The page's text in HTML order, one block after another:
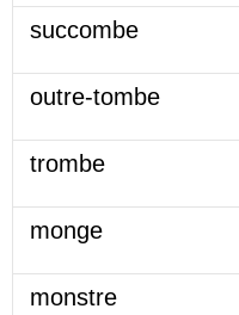
succombe
outre-tombe
trombe
monge
monstre